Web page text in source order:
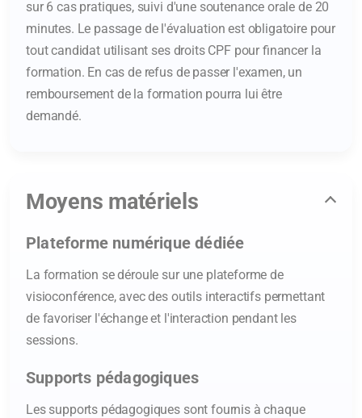
sur 6 cas pratiques, suivi d'une soutenance orale de 20
minutes. Le passage de l'évaluation est obligatoire pour
tout candidat utilisant ses droits CPF pour financer la
formation. En cas de refus de passer l'examen, un
remboursement de la formation pourra lui être
demandé.
Moyens matériels
Plateforme numérique dédiée
La formation se déroule sur une plateforme de
visioconférence, avec des outils interactifs permettant
de favoriser l'échange et l'interaction pendant les
sessions.
Supports pédagogiques
Les supports pédagogiques sont fournis à chaque